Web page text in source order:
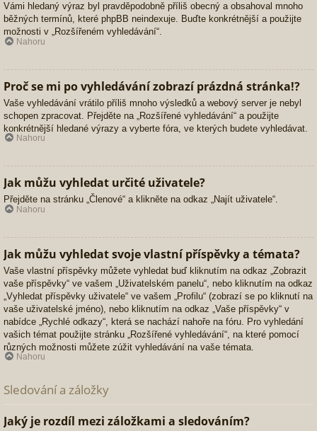
Vámi hledaný výraz byl pravděpodobně příliš obecný a obsahoval mnoho
běžných termínů, které phpBB neindexuje. Buďte konkrétnější a použijte
možnosti v „Rozšířeném vyhledávání“.
Nahoru
Proč se mi po vyhledávání zobrazí prázdná stránka!?
Vaše vyhledávání vrátilo příliš mnoho výsledků a webový server je nebyl
schopen zpracovat. Přejděte na „Rozšířené vyhledávání“ a použijte
konkrétnější hledané výrazy a vyberte fóra, ve kterých budete vyhledávat.
Nahoru
Jak můžu vyhledat určité uživatele?
Přejděte na stránku „Členové“ a klikněte na odkaz „Najít uživatele“.
Nahoru
Jak můžu vyhledat svoje vlastní příspěvky a témata?
Vaše vlastní příspěvky můžete vyhledat buď kliknutím na odkaz „Zobrazit
vaše příspěvky“ ve vašem „Uživatelském panelu“, nebo kliknutím na odkaz
„Vyhledat příspěvky uživatele“ ve vašem „Profilu“ (zobrazí se po kliknutí na
vaše uživatelské jméno), nebo kliknutím na odkaz „Vaše příspěvky“ v
nabídce „Rychlé odkazy“, která se nachází nahoře na fóru. Pro vyhledání
vašich témat použijte stránku „Rozšířené vyhledávání“, na které pomocí
různých možnosti můžete zúžit vyhledávání na vaše témata.
Nahoru
Sledování a záložky
Jaký je rozdíl mezi záložkami a sledováním?